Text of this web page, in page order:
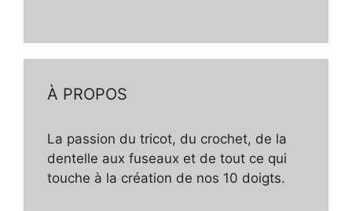
À PROPOS
La passion du tricot, du crochet, de la
dentelle aux fuseaux et de tout ce qui
touche à la création de nos 10 doigts.